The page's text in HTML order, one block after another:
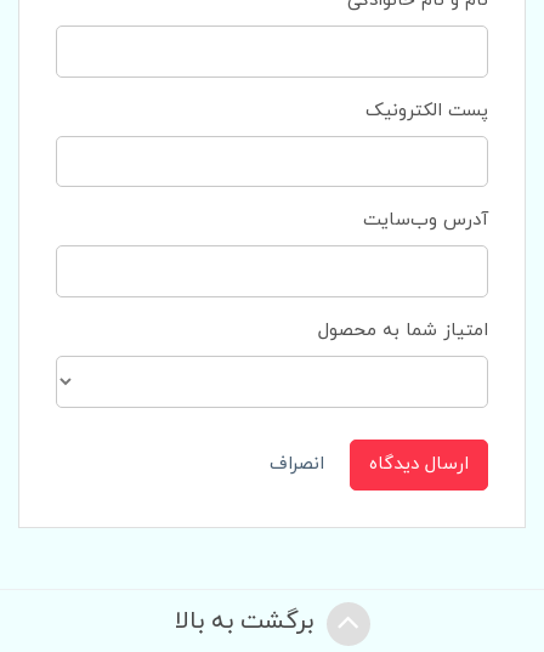
پست الکترونیک
آدرس وب‌سایت
امتیاز شما به محصول
ارسال دیدگاه انصراف
برگشت به بالا